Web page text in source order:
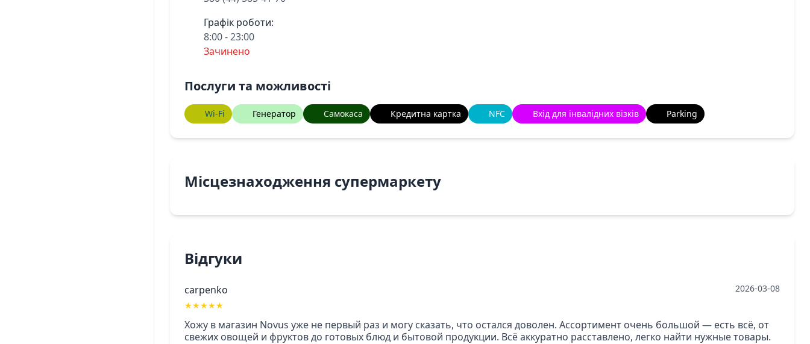
Графік роботи:
8:00 - 23:00
Зачинено
Послуги та можливості
Wi-Fi Генератор Самокаса Кредитна картка NFC Вхід для інвалідних візків Parking
Місцезнаходження супермаркету
Відгуки
carpenko
★★★★★
2026-03-08
Хожу в магазин Novus уже не первый раз и могу сказать, что остался доволен. Ассортимент очень большой — есть всё, от
свежих овощей и фруктов до готовых блюд и бытовой продукции. Всё аккуратно расставлено, легко найти нужные товары.